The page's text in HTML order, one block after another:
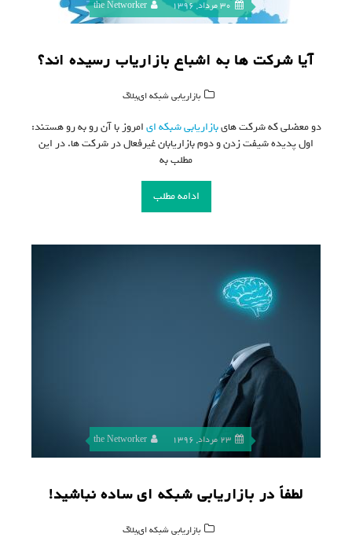
30 مرداد, 1396 the Networker
آیا شرکت ها به اشباع بازاریاب رسیده اند؟
بازاریابی شبکه ای,بلاگ
دو معضلی که شرکت هایبازاریابی شبکه ایامروز با آن رو به رو هستند:
اول پدیده شیفت زدن و دوم بازاریابان غیرفعال در شرکت ها. در این
مطلب به
ادامه مطلب
23 مرداد, 1396 the Networker
لطفاً در بازاریابی شبکه ای ساده نباشید!
بازاریابی شبکه ای,بلاگ